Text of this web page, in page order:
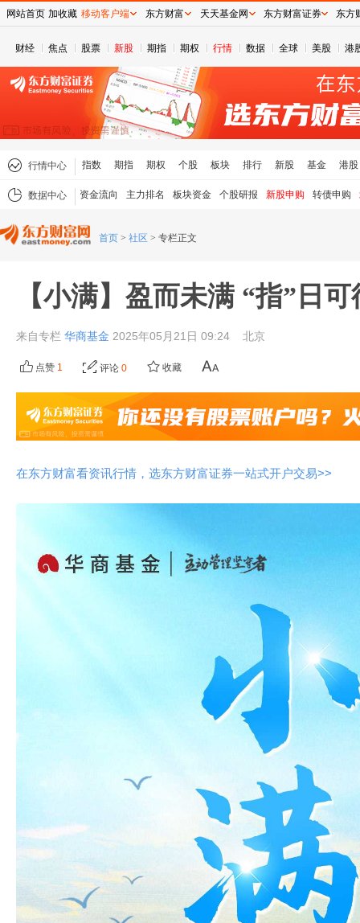
财经 焦点 股票 新股 期指 期权 行情 数据 全球 美股 港
行情中心 指数 期指 期权 个股 板块 排行 新股 基金 港股
数据中心 资金流向 主力排名 板块资金 个股研报 新股申购 转债申购
首页 > 社区 > 专栏正文
【小满】盈而未满 “指”日可
来自专栏 华商基金 2025年05月21日 09:24 北京
点赞 1 评论 0 收藏
在东方财富看资讯行情，选东方财富证券一站式开户交易>>
网站首页 加收藏 移动客户端 东方财富 天天基金网 东方财富证券 东方